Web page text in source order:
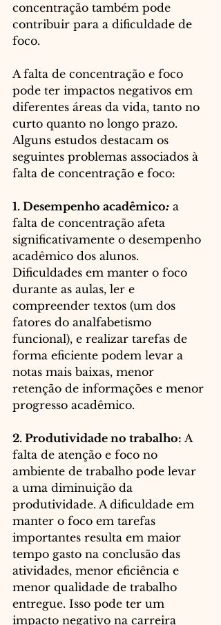
concentração também pode
contribuir para a dificuldade de
foco.
A falta de concentração e foco
pode ter impactos negativos em
diferentes áreas da vida, tanto no
curto quanto no longo prazo.
Alguns estudos destacam os
seguintes problemas associados à
falta de concentração e foco:
1. Desempenho acadêmico: a
falta de concentração afeta
significativamente o desempenho
acadêmico dos alunos.
Dificuldades em manter o foco
durante as aulas, ler e
compreender textos (um dos
fatores do analfabetismo
funcional), e realizar tarefas de
forma eficiente podem levar a
notas mais baixas, menor
retenção de informações e menor
progresso acadêmico.
2. Produtividade no trabalho: A
falta de atenção e foco no
ambiente de trabalho pode levar
a uma diminuição da
produtividade. A dificuldade em
manter o foco em tarefas
importantes resulta em maior
tempo gasto na conclusão das
atividades, menor eficiência e
menor qualidade de trabalho
entregue. Isso pode ter um
impacto negativo na carreira